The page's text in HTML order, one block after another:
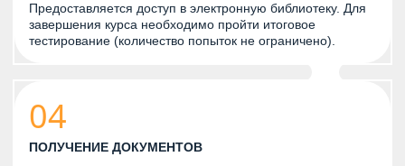
Предоставляется доступ в электронную библиотеку. Для
завершения курса необходимо пройти итоговое
тестирование (количество попыток не ограничено).
04
ПОЛУЧЕНИЕ ДОКУМЕНТОВ